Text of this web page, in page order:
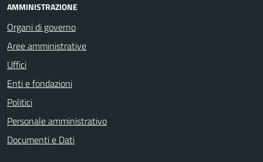
AMMINISTRAZIONE
Organi di governo
Aree amministrative
Uffici
Enti e fondazioni
Politici
Personale amministrativo
Documenti e Dati